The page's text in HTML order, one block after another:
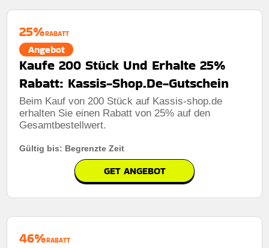
Berechtigung:Für alle Kunden
Art des Angebots:
Kumulierbar:
Bedingungen:
Weitere Informationen finden Sie in den
Nutzungsbedingungen auf der Website des Händlers.
Mindestkaufbetrag:
Berechtigung: Für alle Kunden
Art des Angebots: Zeitlich begrenztes angebot
Kumulierbar: Nicht mit anderen Aktionen kombinierbar
Bedingungen:Weitere Informationen finden Sie in den
25%RABATT
Angebot
Kaufe 200 Stück Und Erhalte 25%
Rabatt: Kassis-Shop.De-Gutschein
Beim Kauf von 200 Stück auf Kassis-shop.de
erhalten Sie einen Rabatt von 25% auf den
Gesamtbestellwert.
Gültig bis: Begrenzte Zeit
GET ANGEBOT
46%RABATT